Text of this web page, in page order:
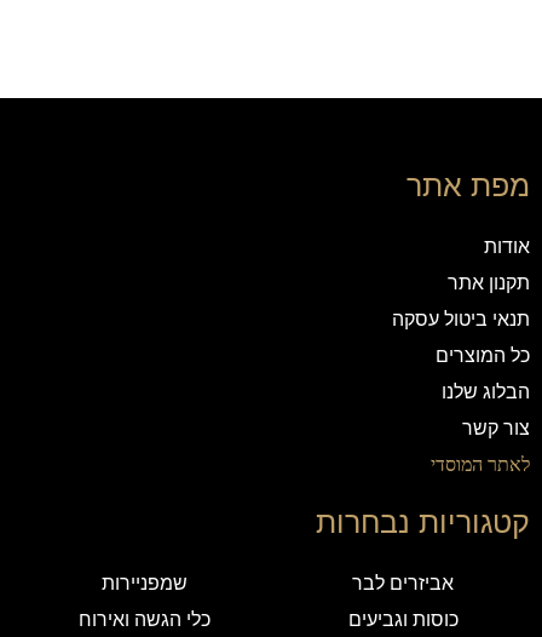
מפת אתר
אודות
תקנון אתר
תנאי ביטול עסקה
כל המוצרים
הבלוג שלנו
צור קשר
לאתר המוסדי
קטגוריות נבחרות
אביזרים לבר
שמפניירות
כוסות וגביעים
כלי הגשה ואירוח